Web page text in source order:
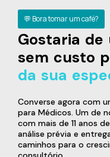
💬 Bora tomar um café?
Gostaria
sem custo
da sua
Converse agora com
para Médicos. Um de
com mais de 11 anos
análise prévia e
caminhos para o